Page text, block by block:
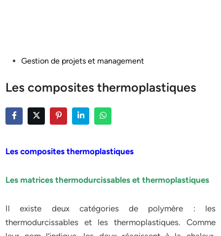
PostedGestion de projets et management
Les composites thermoplastiques
Les composites thermoplastiques
Les matrices thermodurcissables et thermoplastiques
Il existe deux catégories de polymère : les
thermodurcissables et les thermoplastiques. Comme